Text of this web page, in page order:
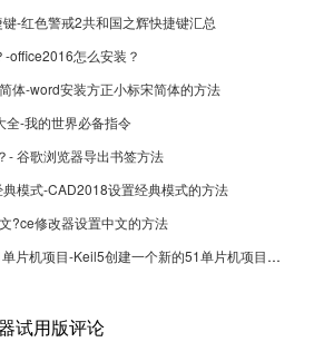
-红色警戒2共和国之辉快捷键汇总
office2016怎么安装？
体-word安装方正小标宋简体的方法
全-我的世界必备指令
- 谷歌浏览器导出书签方法
模式-CAD2018设置经典模式的方法
?ce修改器设置中文的方法
Keil5怎么创建一个新的51单片机项目-Keil5创建一个新的51单片机项目的方法
试用版评论